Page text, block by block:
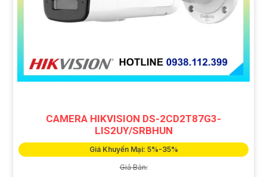
CAMERA HIKVISION DS-2CD2T87G3-
LIS2UY/SRBHUN
Giá Khuyến Mại: 5%-35%
Giá Bán: